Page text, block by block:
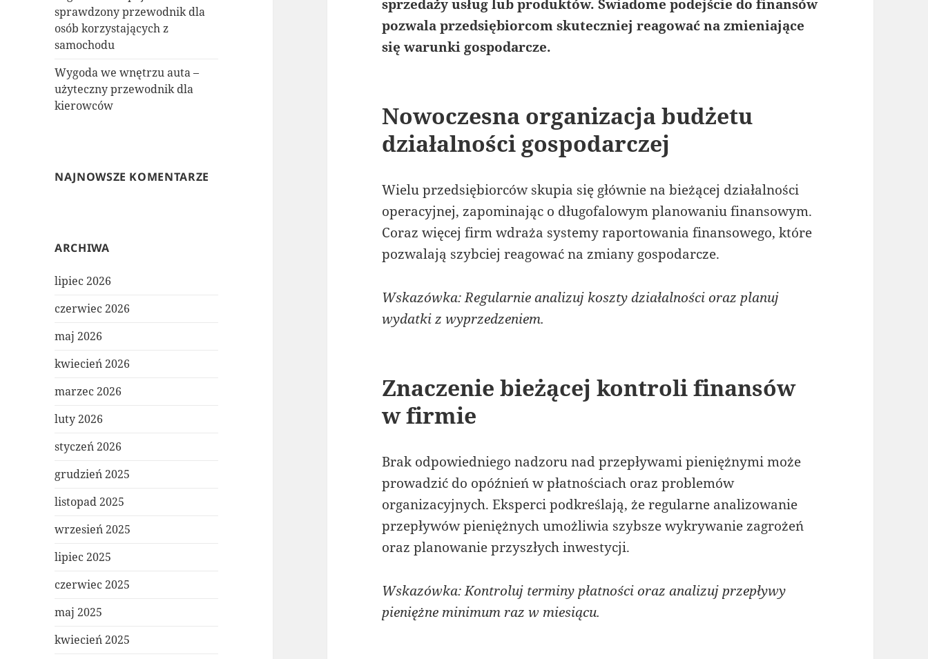
sprawdzony przewodnik dla
osób korzystających z
samochodu
Wygoda we wnętrzu auta –
użyteczny przewodnik dla
kierowców
NAJNOWSZE KOMENTARZE
ARCHIWA
lipiec 2026
czerwiec 2026
maj 2026
kwiecień 2026
marzec 2026
luty 2026
styczeń 2026
grudzień 2025
listopad 2025
wrzesień 2025
lipiec 2025
czerwiec 2025
maj 2025
kwiecień 2025
sprzedaży usług lub produktów. Świadome podejście do finansów
pozwala przedsiębiorcom skuteczniej reagować na zmieniające
się warunki gospodarcze.
Nowoczesna organizacja budżetu
działalności gospodarczej
Wielu przedsiębiorców skupia się głównie na bieżącej działalności
operacyjnej, zapominając o długofalowym planowaniu finansowym.
Coraz więcej firm wdraża systemy raportowania finansowego, które
pozwalają szybciej reagować na zmiany gospodarcze.
Wskazówka: Regularnie analizuj koszty działalności oraz planuj
wydatki z wyprzedzeniem.
Znaczenie bieżącej kontroli finansów
w firmie
Brak odpowiedniego nadzoru nad przepływami pieniężnymi może
prowadzić do opóźnień w płatnościach oraz problemów
organizacyjnych. Eksperci podkreślają, że regularne analizowanie
przepływów pieniężnych umożliwia szybsze wykrywanie zagrożeń
oraz planowanie przyszłych inwestycji.
Wskazówka: Kontroluj terminy płatności oraz analizuj przepływy
pieniężne minimum raz w miesiącu.